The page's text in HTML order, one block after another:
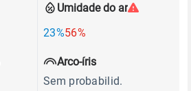
Umidade do ar
23%56%
Arco-íris
Sem probabilid.